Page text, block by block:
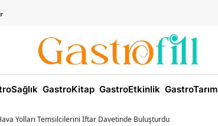
GastroKitap GastroEtkinlik GastroTarım
Yolları Temsilcilerini İftar Davetinde Buluşturdu